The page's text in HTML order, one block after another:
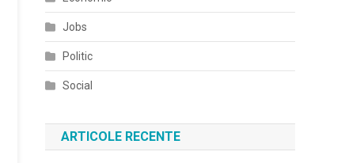
Jobs
Politic
Social
ARTICOLE RECENTE